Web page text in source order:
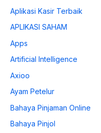
Aplikasi Kasir Terbaik
APLIKASI SAHAM
Apps
Artificial Intelligence
Axioo
Ayam Petelur
Bahaya Pinjaman Online
Bahaya Pinjol